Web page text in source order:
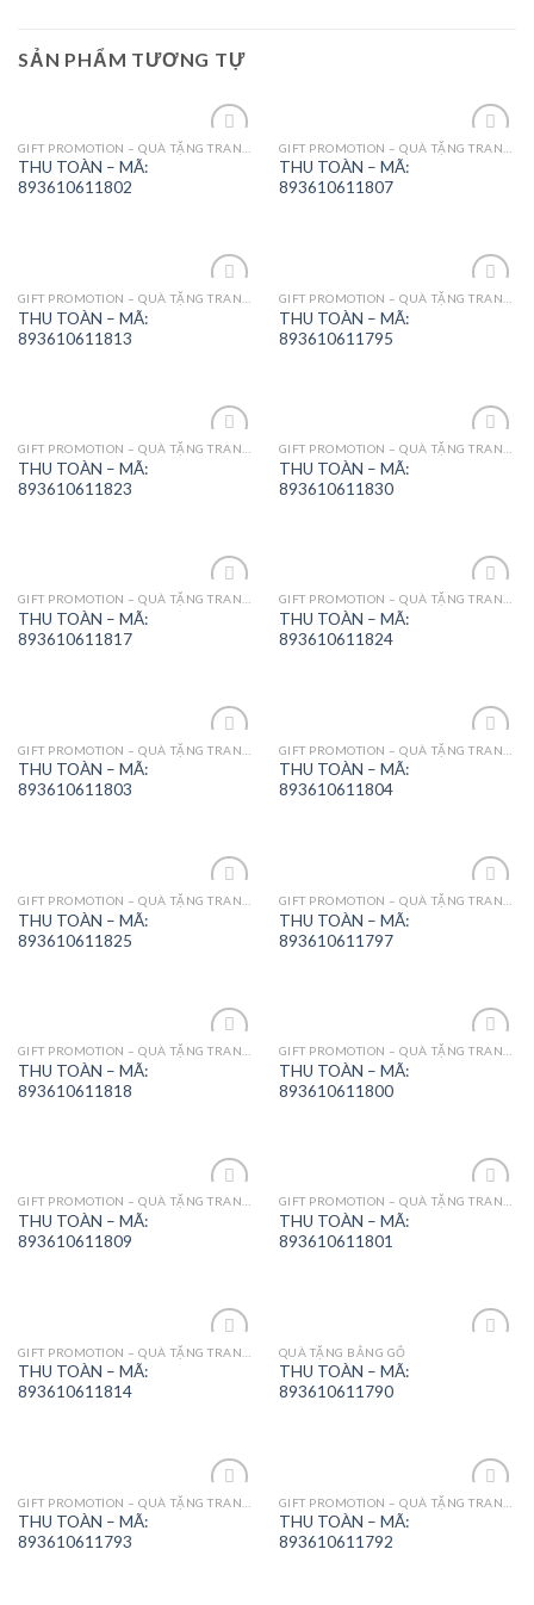
SẢN PHẨM TƯƠNG TỰ
Add to
THU TOÀN – MÃ:
893610611802
Add to
THU TOÀN – MÃ:
893610611807
Add to
THU TOÀN – MÃ:
893610611813
Add to
THU TOÀN – MÃ:
893610611795
Add to
THU TOÀN – MÃ:
893610611823
Add to
THU TOÀN – MÃ:
893610611830
THU TOÀN – MÃ:
893610611817
THU TOÀN – MÃ:
893610611824
Add to
THU TOÀN – MÃ:
893610611803
Add to
THU TOÀN – MÃ:
893610611804
Add to
THU TOÀN – MÃ:
893610611825
Add to
THU TOÀN – MÃ:
893610611797
Add to
THU TOÀN – MÃ:
893610611818
Add to
THU TOÀN – MÃ:
893610611800
THU TOÀN – MÃ:
893610611809
THU TOÀN – MÃ:
893610611801
Add to
THU TOÀN – MÃ:
893610611814
QUÀ TẶNG BẰNG GỖ
THU TOÀN – MÃ:
893610611790
Add to
THU TOÀN – MÃ:
893610611793
Add to
THU TOÀN – MÃ:
893610611792